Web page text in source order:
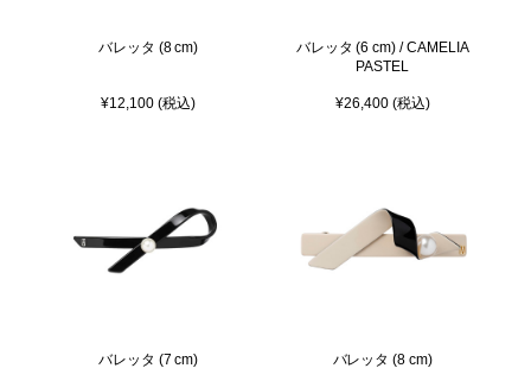
バレッタ (8 cm)
¥12,100 (税込)
バレッタ (6 cm) / CAMELIA
PASTEL
¥26,400 (税込)
バレッタ (7 cm) バレッタ (8 cm)